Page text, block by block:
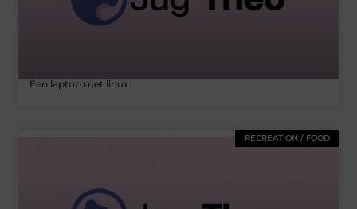
Een laptop met linux
RECREATION / FOOD